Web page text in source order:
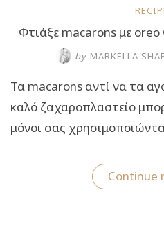
Φτιάξε macarons με oreo
by MARKELLA
Τα macarons αντί να τα
καλό ζαχαροπλαστείο
μόνοι σας
Continue